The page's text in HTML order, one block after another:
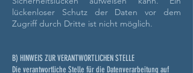
lückenloser Schutz der Daten vor dem
Zugriff durch Dritte ist nicht möglich.
B) HINWEIS ZUR VERANTWORTLICHEN STELLE
Die verantwortliche Stelle für die Datenverarbeitung auf